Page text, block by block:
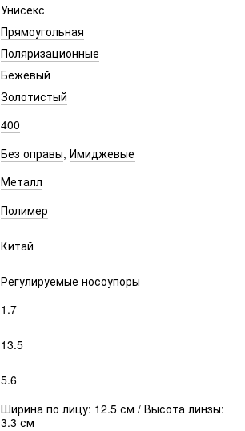
Унисекс
Прямоугольная
Поляризационные
Бежевый
Золотистый
400
Без оправы, Имиджевые
Металл
Полимер
Китай
Регулируемые носоупоры
1.7
13.5
5.6
Ширина по лицу: 12.5 см / Высота линзы:
3.3 см